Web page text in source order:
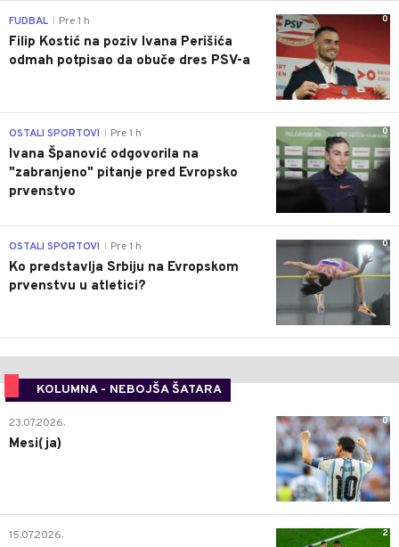
0
FUDBAL Pre 1 h
Filip Kostić na poziv Ivana Perišića
odmah potpisao da obuče dres PSV-a
0
OSTALI SPORTOVI Pre 1 h
Ivana Španović odgovorila na
"zabranjeno" pitanje pred Evropsko
prvenstvo
0
OSTALI SPORTOVI Pre 1 h
Ko predstavlja Srbiju na Evropskom
prvenstvu u atletici?
KOLUMNA - NEBOJŠA ŠATARA
0
23.07.2026.
Mesi(ja)
2
15.07.2026.